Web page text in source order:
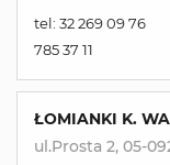
poprawiania
prawie do
tel: 32 269 09 76
785 37 11
ŁOMIANKI K.
ul.Prosta 2, 05-